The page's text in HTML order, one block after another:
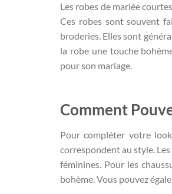
Les robes de mariée
Ces robes sont souvent
broderies. Elles sont
la robe une touche
pour son mariage.
Comment
Pour compléter votre
correspondent au style.
féminines. Pour les
bohème. Vous pouvez